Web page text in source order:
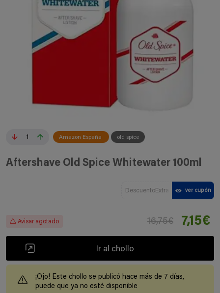
1 Amazon España old spice
Aftershave Old Spice Whitewater 100ml
DescuentoExtra ver cupón
Avisar agotado 16,75€ 7,15€
Ir al chollo
¡Ojo! Este chollo se publicó hace más de 7 días,
puede que ya no esté disponible